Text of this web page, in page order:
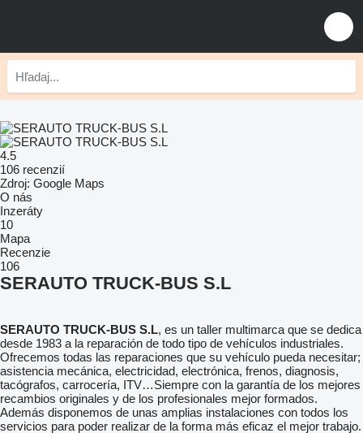
4.5
106 recenzií
Zdroj: Google Maps
O nás
Inzeráty
10
Mapa
Recenzie
106
SERAUTO TRUCK-BUS S.L
SERAUTO TRUCK-BUS S.L, es un taller multimarca que se dedica
desde 1983 a la reparación de todo tipo de vehículos industriales.
Ofrecemos todas las reparaciones que su vehículo pueda necesitar;
asistencia mecánica, electricidad, electrónica, frenos, diagnosis,
tacógrafos, carrocería, ITV…Siempre con la garantía de los mejores
recambios originales y de los profesionales mejor formados.
Además disponemos de unas amplias instalaciones con todos los
servicios para poder realizar de la forma más eficaz el mejor trabajo.